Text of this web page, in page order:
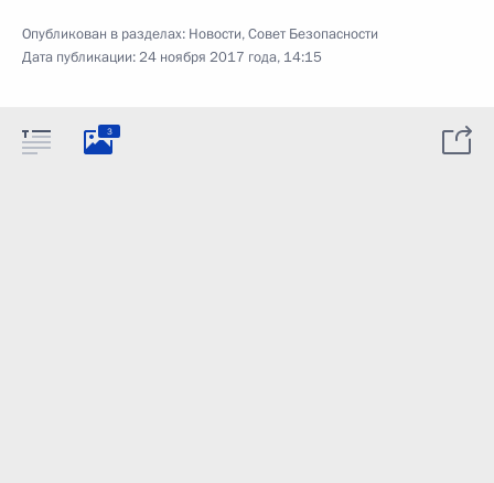
Опубликован в разделах: Новости,Совет Безопасности
Дата публикации:24 ноября 2017 года, 14:15
3